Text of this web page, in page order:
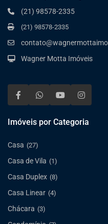
(21) 98578-2335
(21) 98578-2335
Wagner Motta Imóveis
Imóveis por Categoria
Casa (27)
Casa de Vila (1)
Casa Duplex (8)
Casa Linear (4)
Chácara (3)